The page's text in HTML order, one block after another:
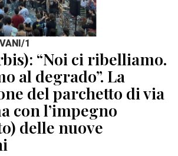
1
“Noi ci ribelliamo.
al degrado”. La
del parchetto di via
con l’impegno
delle nuove